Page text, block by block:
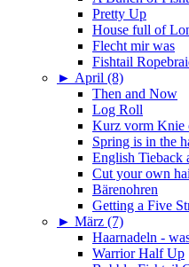
Pretty Up
House full of
Flecht mir was
Fishtail
► April (8)
Then and Now
Log Roll
Kurz vorm Knie
Spring is in the
English Tieback
Cut your own
Bärenohren
Getting a Five
► März (7)
Haarnadeln -
Warrior Half Up